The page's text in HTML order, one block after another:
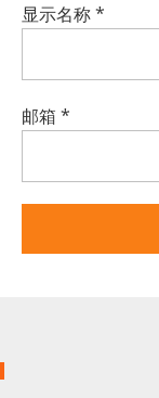
显示名称*
邮箱 *